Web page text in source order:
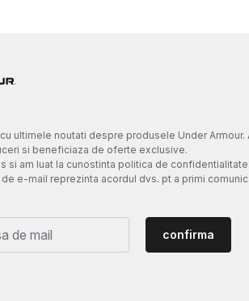
ultimele noutati despre produsele Under Armour.
si beneficiaza de oferte exclusive.
si am luat la cunostinta politica de confidentialitate.
e-mail reprezinta acordul dvs. pt a primi
confirma